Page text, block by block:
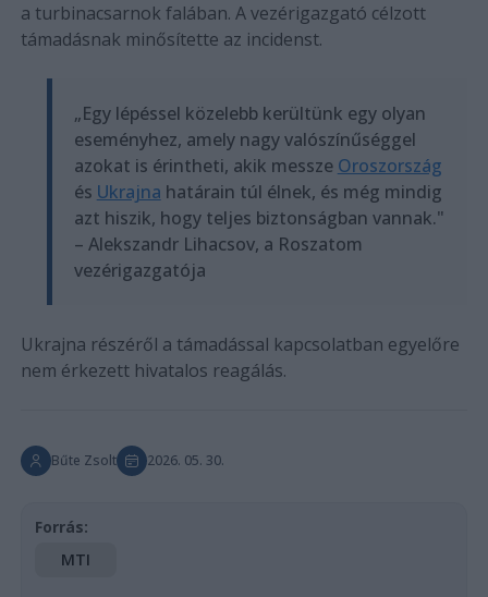
a turbinacsarnok falában. A vezérigazgató célzott
támadásnak minősítette az incidenst.
„Egy lépéssel közelebb kerültünk egy olyan
eseményhez, amely nagy valószínűséggel
azokat is érintheti, akik messze Oroszország
és Ukrajna határain túl élnek, és még mindig
azt hiszik, hogy teljes biztonságban vannak."
– Alekszandr Lihacsov, a Roszatom
vezérigazgatója
Ukrajna részéről a támadással kapcsolatban egyelőre
nem érkezett hivatalos reagálás.
Bűte Zsolt 2026. 05. 30.
Forrás:
MTI